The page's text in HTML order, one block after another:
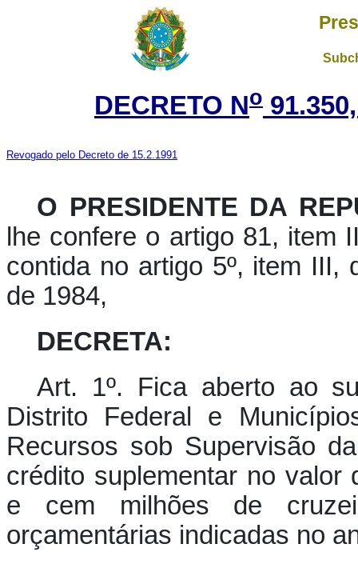
DECRETO No
Revogado pelo Decreto de 15.2.1991
O PRESIDENTE DA
lhe confere o artigo 81, item
contida no artigo 5º, item III,
de 1984,
DECRETA:
Art. 1º. Fica aberto ao
Distrito Federal e
Recursos sob Supervisão
crédito suplementar no valor
e cem milhões de
orçamentárias indicadas no